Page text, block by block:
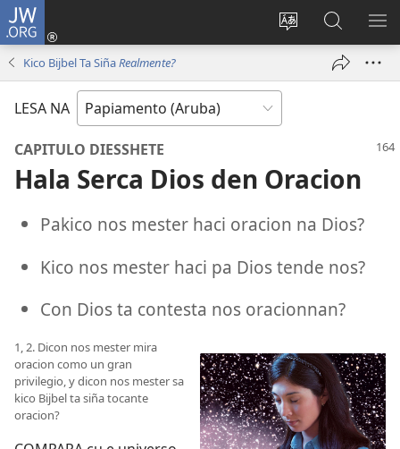
JW.ORG
Cambia
Log
window)
Busca
Riba
JW.ORG
Kico Bijbel Ta SiñaRealmente?
LESA NA
CAPITULO DIESSHETE
Hala Serca Dios den Oracion
Pakico nos mester haci oracion na Dios?
Kico nos mester haci pa Dios tende nos?
Con Dios ta contesta nos oracionnan?
1, 2. Dicon nos mester mira
oracion como un gran
privilegio, y dicon nos mester sa
kico Bijbel ta siña tocante
oracion?